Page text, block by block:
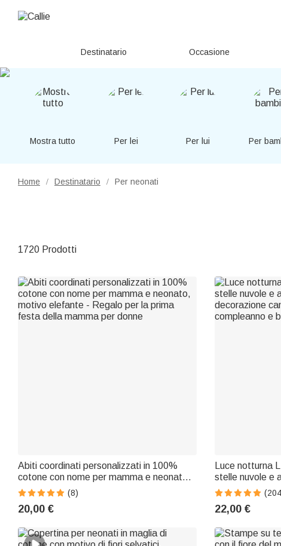
Destinatario Occasione
Mostra tutto Per lei Per lui Per
Home / Destinatario / Per neonati
1720 Prodotti
Abiti coordinati personalizzati in 100%
cotone con nome per mamma e neonato,
motivo elefante - Regalo per la prima
festa della mamma per donne
(8)
20,00 €
Luce notturna
stelle nuvole e
decorazione
compleanno e
22,00 €